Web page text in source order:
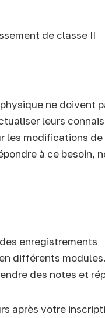
de classe II
ne doivent
leurs
les modifications de
à ce besoin,
enregistrements
différents
des notes et
après votre